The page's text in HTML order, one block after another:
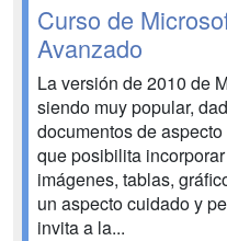
Curso de
Avanzado
La versión de 2010 de
siendo muy popular,
documentos de
que posibilita
imágenes, tablas,
un aspecto cuidado y
invita a la...